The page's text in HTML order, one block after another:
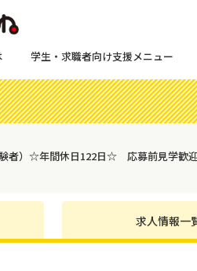
学生・求職者向け支援メニュー
者）☆年間休日122日☆ 応募前見学歓
求人情報一